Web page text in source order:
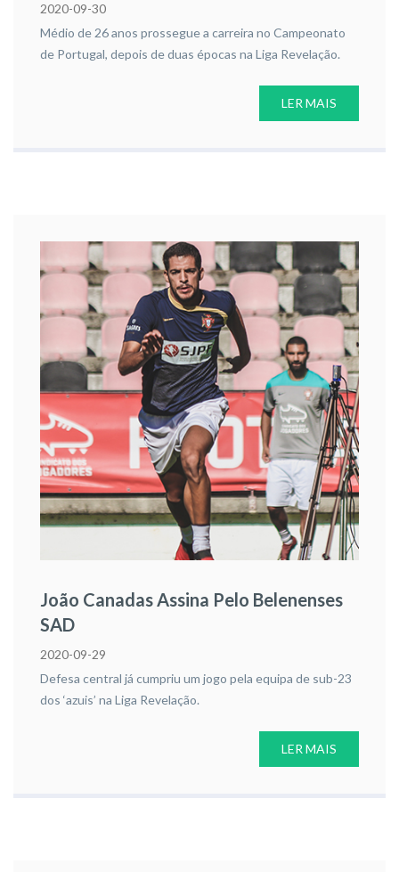
2020-09-30
Médio de 26 anos prossegue a carreira no Campeonato
de Portugal, depois de duas épocas na Liga Revelação.
LER MAIS
João Canadas Assina Pelo Belenenses
SAD
2020-09-29
Defesa central já cumpriu um jogo pela equipa de sub-23
dos ‘azuis’ na Liga Revelação.
LER MAIS